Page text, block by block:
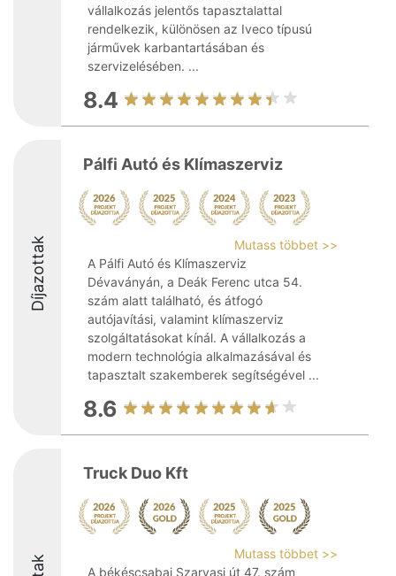
vállalkozás jelentős tapasztalattal
rendelkezik, különösen az Iveco típusú
járművek karbantartásában és
szervizelésében. ...
8.4
Díjazottak
Pálfi Autó és Klímaszerviz
Mutass többet >>
A Pálfi Autó és Klímaszerviz
Dévaványán, a Deák Ferenc utca 54.
szám alatt található, és átfogó
autójavítási, valamint klímaszerviz
szolgáltatásokat kínál. A vállalkozás a
modern technológia alkalmazásával és
tapasztalt szakemberek segítségével ...
8.6
Truck Duo Kft
Mutass többet >>
A békéscsabai Szarvasi út 47. szám